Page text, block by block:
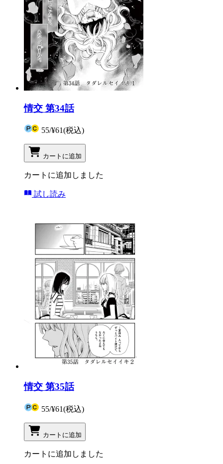
情交 第34話
55/¥61(税込)
カートに追加
カートに追加しました
試し読み
情交 第35話
55/¥61(税込)
カートに追加
カートに追加しました